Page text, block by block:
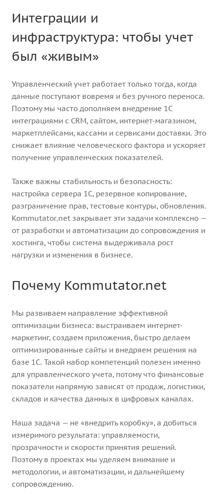
Интеграции и
инфраструктура: чтобы учет
был «живым»
Управленческий учет работает только тогда, когда
данные поступают вовремя и без ручного переноса.
Поэтому мы часто дополняем внедрение 1С
интеграциями с CRM, сайтом, интернет-магазином,
маркетплейсами, кассами и сервисами доставки. Это
снижает влияние человеческого фактора и ускоряет
получение управленческих показателей.
Также важны стабильность и безопасность:
настройка сервера 1С, резервное копирование,
разграничение прав, тестовые контуры, обновления.
Kommutator.net закрывает эти задачи комплексно —
от разработки и автоматизации до сопровождения и
хостинга, чтобы система выдерживала рост
нагрузки и изменения в бизнесе.
Почему Kommutator.net
Мы развиваем направление эффективной
оптимизации бизнеса: выстраиваем интернет-
маркетинг, создаем приложения, быстро делаем
оптимизированные сайты и внедряем решения на
базе 1С. Такой набор компетенций полезен именно
для управленческого учета, потому что финансовые
показатели напрямую зависят от продаж, логистики,
складов и качества данных в цифровых каналах.
Наша задача — не «внедрить коробку», а добиться
измеримого результата: управляемости,
прозрачности и скорости принятия решений.
Поэтому в проектах мы уделяем внимание и
методологии, и автоматизации, и дальнейшему
сопровождению.